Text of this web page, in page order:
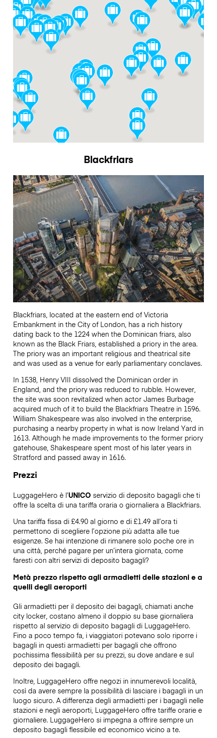
Blackfriars
Blackfriars, located at the eastern end of Victoria
Embankment in the City of London, has a rich history
dating back to the 1224 when the Dominican friars, also
known as the Black Friars, established a priory in the area.
The priory was an important religious and theatrical site
and was used as a venue for early parliamentary conclaves.
In 1538, Henry VIII dissolved the Dominican order in
England, and the priory was reduced to rubble. However,
the site was soon revitalized when actor James Burbage
acquired much of it to build the Blackfriars Theatre in 1596.
William Shakespeare was also involved in the enterprise,
purchasing a nearby property in what is now Ireland Yard in
1613. Although he made improvements to the former priory
gatehouse, Shakespeare spent most of his later years in
Stratford and passed away in 1616.
Prezzi
LuggageHero è l’UNICO servizio di deposito bagagli che ti
offre la scelta di una tariffa oraria o giornaliera a Blackfriars.
Una tariffa fissa di £4.90 al giorno e di £1.49 all’ora ti
permettono di scegliere l’opzione più adatta alle tue
esigenze. Se hai intenzione di rimanere solo poche ore in
una città, perché pagare per un’intera giornata, come
faresti con altri servizi di deposito bagagli?
Metà prezzo rispetto agli armadietti delle stazioni e a
quelli degli aeroporti
Gli armadietti per il deposito dei bagagli, chiamati anche
city locker, costano almeno il doppio su base giornaliera
rispetto al servizio di deposito bagagli di LuggageHero.
Fino a poco tempo fa, i viaggiatori potevano solo riporre i
bagagli in questi armadietti per bagagli che offrono
pochissima flessibilità per su prezzi, su dove andare e sul
deposito dei bagagli.
Inoltre, LuggageHero offre negozi in innumerevoli località,
così da avere sempre la possibilità di lasciare i bagagli in un
luogo sicuro. A differenza degli armadietti per i bagagli nelle
stazioni e negli aeroporti, LuggageHero offre tariffe orarie e
giornaliere. LuggageHero si impegna a offrire sempre un
deposito bagagli flessibile ed economico vicino a te.